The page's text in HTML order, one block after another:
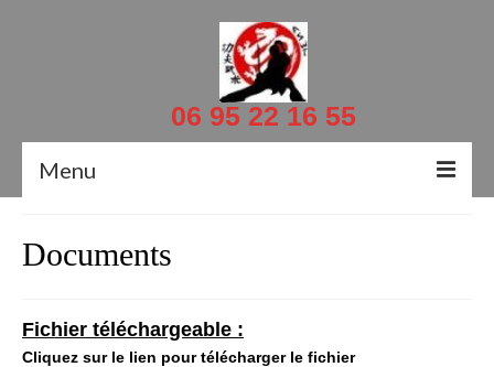
06 95 22 16 55
Menu
Contacts
Documents
Fichier téléchargeable :
Cliquez sur le lien pour télécharger le fichier